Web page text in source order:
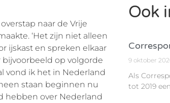
naar de Vrije
‘Het zijn niet alleen
ijskast en spreken elkaar
bijvoorbeeld op volgorde
vond ik het in Nederland
staan beginnen nu
hebben over Nederland
Ook
9 oktober
Als
tot 2019 een